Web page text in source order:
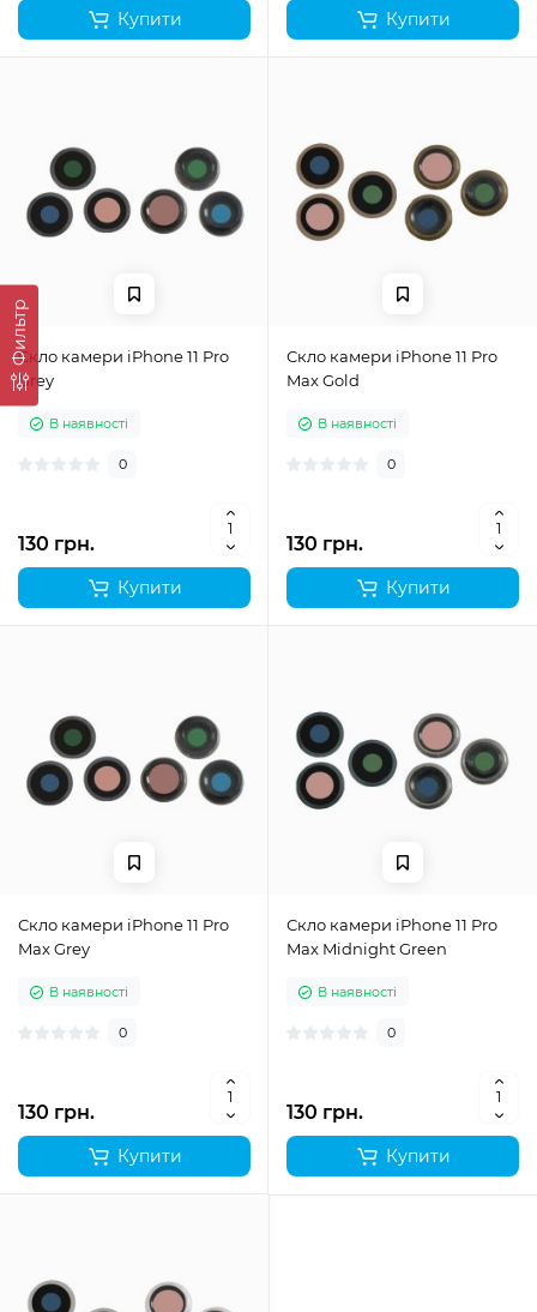
Фильтр
Купити Купити
Скло камери iPhone 11 Pro
Grey
В наявності
0
130 грн.
Купити
Скло камери iPhone 11 Pro
Max Gold
В наявності
0
130 грн.
Купити
Скло камери iPhone 11 Pro
Max Grey
В наявності
0
130 грн.
Купити
Скло камери iPhone 11 Pro
Max Midnight Green
В наявності
0
130 грн.
Купити